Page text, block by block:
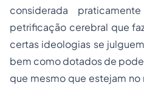
considerada
petrificação cerebral que
certas ideologias se
bem como dotados de
que mesmo que estejam